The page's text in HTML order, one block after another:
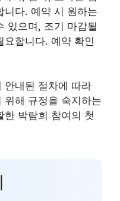
니다. 예약 시 원하는
있으며, 조기 마감될
요합니다. 예약 확인
안내된 절차에 따라
위해 규정을 숙지하는
한 박람회 참여의 첫